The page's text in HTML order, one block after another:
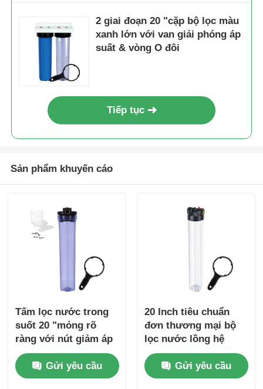
2 giai đoạn 20 "cặp bộ lọc màu
xanh lớn với van giải phóng áp
suất & vòng O đôi
Tiếp tục
Sản phẩm khuyến cáo
Tấm lọc nước trong
suốt 20 "mỏng rõ
ràng với nút giảm áp
Gửi yêu cầu
20 Inch tiêu chuẩn
đơn thương mại bộ
lọc nước lồng hệ
thống lọc trước
NPT/BSP cổng áp
suất giải phóng
Gửi yêu cầu